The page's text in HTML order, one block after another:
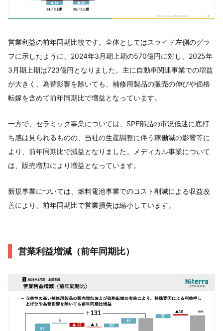
営業利益の前年同期比較です。全体としてはスライド左側のグラ
フに示したように、2024年3月期上期の570億円に対し、2025年
3月期上期は723億円となりました。主に自動車関連事業での増益
が大きく、為替影響を除いても、補修用製品の販売の伸びや価格
転嫁を含めて前年同期比で増益となっています。
一方で、セラミック事業については、SPE部品の市況低迷に底打
ち感は見られるものの、当社の生産調整に伴う稼働減の影響等に
より、前年同期比で減益となりました。メディカル事業について
は、販売増加により増益となっています。
新規事業については、燃料電池事業でのコスト削減による収益改
善により、前年同期比で営業損失は縮小しています。
営業利益増減（前年同期比）